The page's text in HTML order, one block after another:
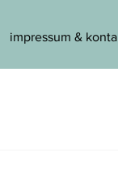
impressum &